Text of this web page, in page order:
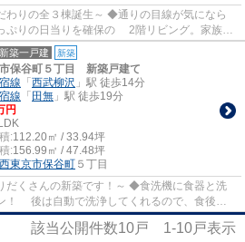
誕生～ ◆通りの目線が気になら
ぷりの日当りを確保の 2階リビング。家族が
ゆったり寛げる居心地の良い空間です♪ ◆階...
築一戸建 新築
保谷町５丁目 新築戸建て
線 「西武柳沢 」駅 徒歩14分
線 「田無 」駅 徒歩19分
円
:112.20㎡ / 33.94坪
:156.99㎡ / 47.48坪
西東京市保谷町 ５丁目
新築です！～ ◆食洗機に食器と洗
！ 後は自動で洗浄してくれるので、食後の
をお楽しみくださ...
該当公開件数10戸 1-10戸表示